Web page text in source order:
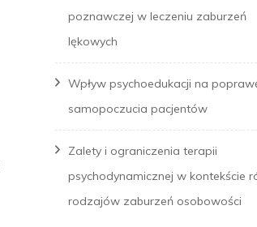
poznawczej w leczeniu zaburzeń
lękowych
Wpływ psychoedukacji na
samopoczucia pacjentów
Zalety i ograniczenia terapii
psychodynamicznej w kontekście
rodzajów zaburzeń osobowości